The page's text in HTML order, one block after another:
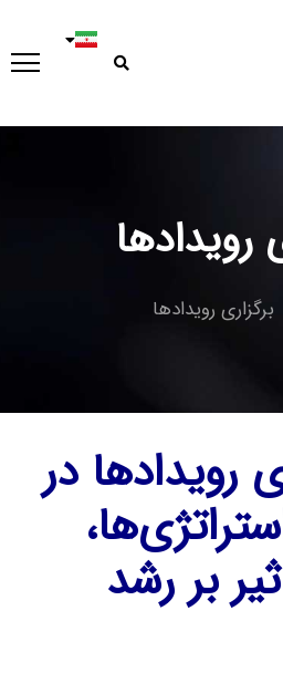
رویدادها
برگزاری رویدادها
رویدادها در
بر رشد